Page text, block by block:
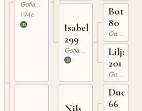
Gotlandsruss
1946
Isabella
299
Gotlandsruss
Botajr
80
Gotlandsruss
Liljan
201
Gotlandsruss
Ducke
66